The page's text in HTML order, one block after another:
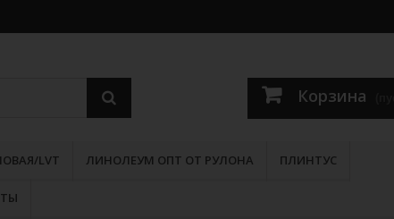
Корзина
LVT ЛИНОЛЕУМ ОПТ ОТ РУЛОНА ПЛИНТУС